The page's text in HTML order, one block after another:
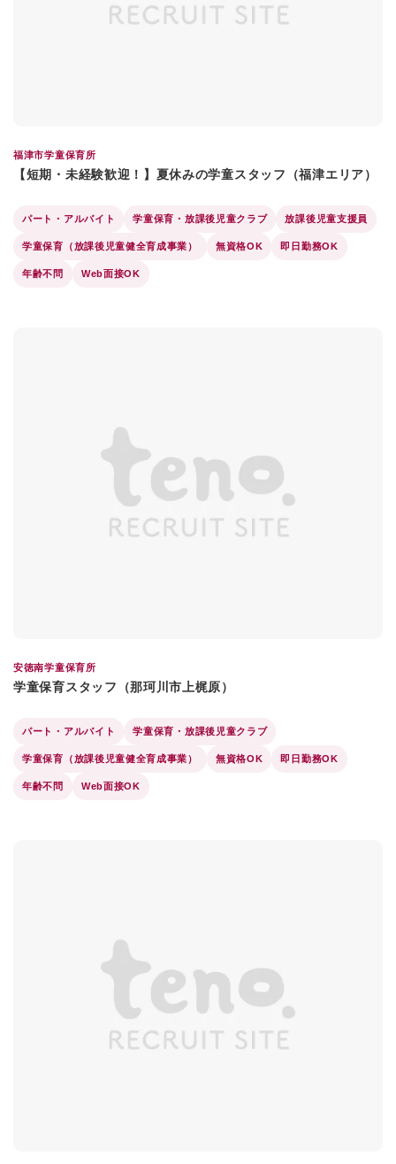
福津市学童保育所
【短期・未経験歓迎！】夏休みの学童スタッフ（福津エリア）
パート・アルバイト 学童保育・放課後児童クラブ 放課後児童支援員
学童保育（放課後児童健全育成事業） 無資格OK 即日勤務OK
年齢不問 Web面接OK
安徳南学童保育所
学童保育スタッフ（那珂川市上梶原）
パート・アルバイト 学童保育・放課後児童クラブ
学童保育（放課後児童健全育成事業） 無資格OK 即日勤務OK
年齢不問 Web面接OK